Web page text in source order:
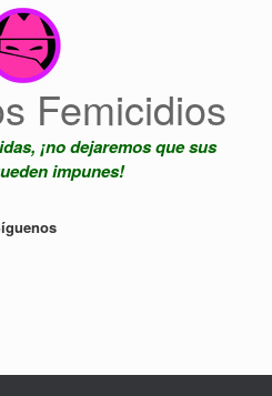
Femicidios
¡no dejaremos que sus
impunes!